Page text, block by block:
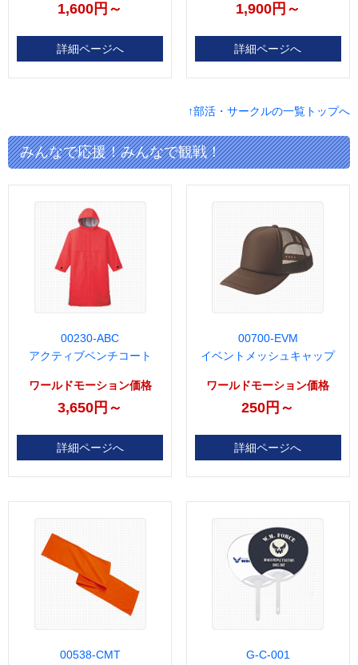
1,600円～
詳細ページへ
1,900円～
詳細ページへ
↑部活・サークルの一覧トップへ
みんなで応援！みんなで観戦！
00230-ABC
アクティブベンチコート
ワールドモーション価格
3,650円～
詳細ページへ
00700-EVM
イベントメッシュキャップ
ワールドモーション価格
250円～
詳細ページへ
00538-CMT
G-C-001